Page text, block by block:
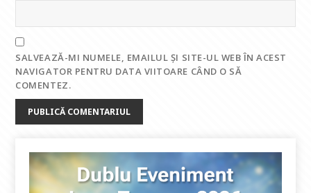
SALVEAZĂ-MI NUMELE, EMAILUL ȘI SITE-UL WEB ÎN ACEST
NAVIGATOR PENTRU DATA VIITOARE CÂND O SĂ
COMENTEZ.